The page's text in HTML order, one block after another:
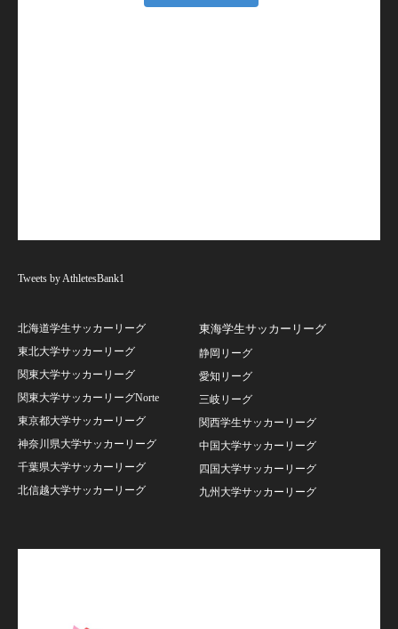
Tweets by AthletesBank1
北海道学生サッカーリーグ
東北大学サッカーリーグ
関東大学サッカーリーグ
関東大学サッカーリーグNorte
東京都大学サッカーリーグ
神奈川県大学サッカーリーグ
千葉県大学サッカーリーグ
北信越大学サッカーリーグ
東海学生サッカーリーグ
静岡リーグ
愛知リーグ
三岐リーグ
関西学生サッカーリーグ
中国大学サッカーリーグ
四国大学サッカーリーグ
九州大学サッカーリーグ